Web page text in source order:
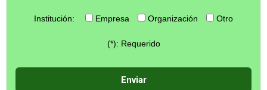
Institución: Empresa Organización Otro
(*): Requerido